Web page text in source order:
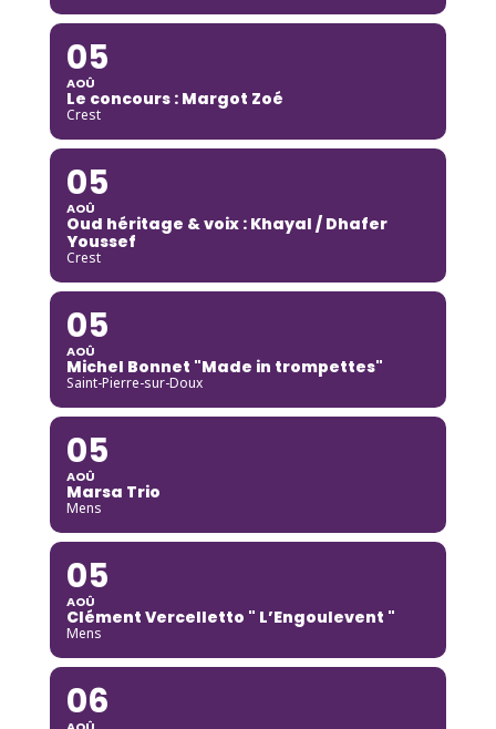
05
AOÛ
Le concours : Margot Zoé
Crest
05
AOÛ
Oud héritage & voix : Khayal / Dhafer
Youssef
Crest
05
AOÛ
Michel Bonnet "Made in trompettes"
Saint-Pierre-sur-Doux
05
AOÛ
Marsa Trio
Mens
05
AOÛ
Clément Vercelletto " L’Engoulevent "
Mens
06